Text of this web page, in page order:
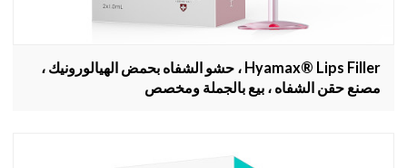
Hyamax® Lips Filler ، حشو الشفاه بحمض الهيالورونيك ،
مصنع حقن الشفاه ، بيع بالجملة ومخصص